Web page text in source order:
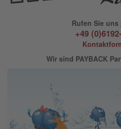
Rufen Sie uns
+49
Wir sind PAYBACK